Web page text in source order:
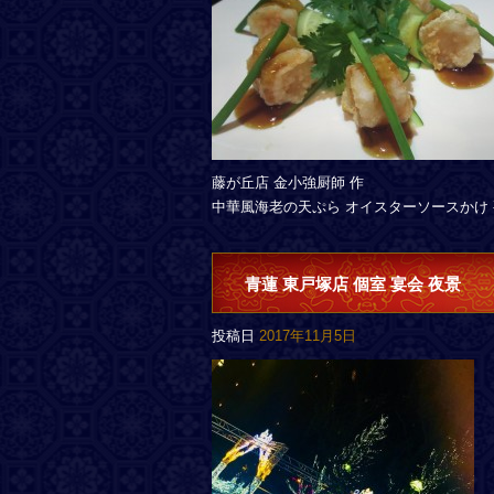
藤が丘店 金小強厨師 作
中華風海老の天ぷら オイスターソースかけ
青蓮 東戸塚店 個室 宴会 夜景
投稿日 2017年11月5日